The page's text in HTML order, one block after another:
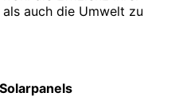
auch die Umwelt zu